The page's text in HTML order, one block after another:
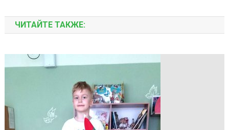
ЧИТАЙТЕ ТАКЖЕ: